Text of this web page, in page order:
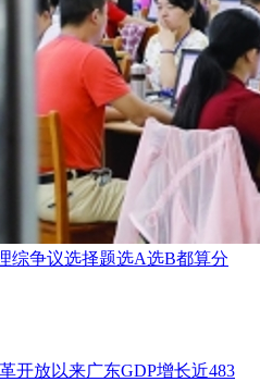
综争议选择题选A选B都算分
开放以来广东GDP增长近483